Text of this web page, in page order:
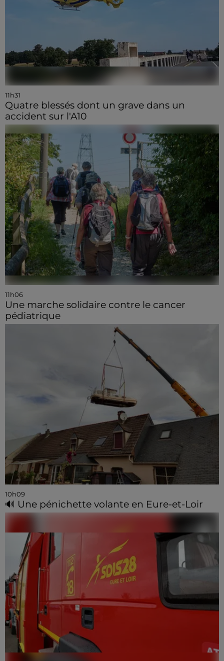
11h31
Quatre blessés dont un grave dans un
accident sur l'A10
11h06
Une marche solidaire contre le cancer
pédiatrique
10h09
🔊 Une pénichette volante en Eure-et-Loir